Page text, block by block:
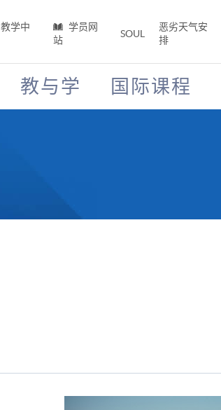
教学中
学员网
站
SOUL
恶劣天气安
排
教与学 国际课程